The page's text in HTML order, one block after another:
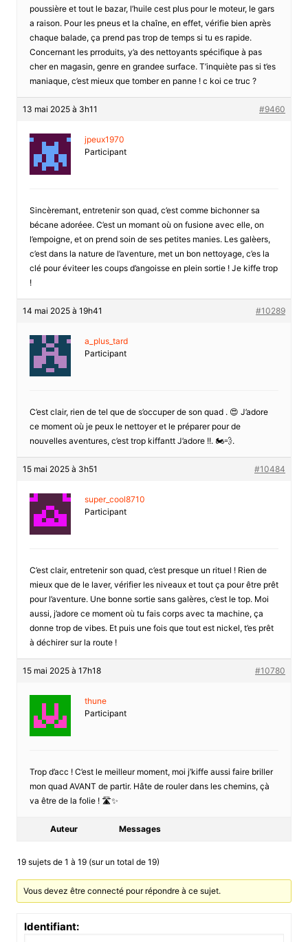
poussière et tout le bazar, l’huile cest plus pour le moteur, le gars
a raison. Pour les pneus et la chaîne, en effet, vérifie bien après
chaque balade, ça prend pas trop de temps si tu es rapide.
Concernant les prroduits, y’a des nettoyants spécifique à pas
cher en magasin, genre en grandee surface. T’inquiète pas si t’es
maniaque, c’est mieux que tomber en panne ! c koi ce truc ?
13 mai 2025 à 3h11 #9460
jpeux1970
Participant
Sincèremant, entretenir son quad, c’est comme bichonner sa
bécane adoréee. C’est un momant où on fusione avec elle, on
l’empoigne, et on prend soin de ses petites manies. Les galèers,
c’est dans la nature de l’aventure, met un bon nettoyage, c’es la
clé pour éviteer les coups d’angoisse en plein sortie ! Je kiffe trop
!
14 mai 2025 à 19h41 #10289
a_plus_tard
Participant
C’est clair, rien de tel que de s’occuper de son quad . 😍 J’adore
ce moment où je peux le nettoyer et le préparer pour de
nouvelles aventures, c’est trop kiffantt J’adore !!. 🏍️💨.
15 mai 2025 à 3h51 #10484
super_cool8710
Participant
C’est clair, entretenir son quad, c’est presque un rituel ! Rien de
mieux que de le laver, vérifier les niveaux et tout ça pour être prêt
pour l’aventure. Une bonne sortie sans galères, c’est le top. Moi
aussi, j’adore ce moment où tu fais corps avec ta machine, ça
donne trop de vibes. Et puis une fois que tout est nickel, t’es prêt
à déchirer sur la route !
15 mai 2025 à 17h18 #10780
thune
Participant
Trop d’acc ! C’est le meilleur moment, moi j’kiffe aussi faire briller
mon quad AVANT de partir. Hâte de rouler dans les chemins, çà
va être de la folie ! 🛣️✨
Auteur Messages
19 sujets de 1 à 19 (sur un total de 19)
Vous devez être connecté pour répondre à ce sujet.
Identifiant: